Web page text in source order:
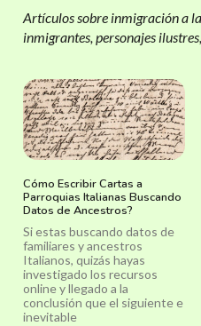
Artículos sobre inmigración a
inmigrantes, personajes
Cómo Escribir Cartas a
Parroquias Italianas Buscando
Datos de Ancestros?
Si estas buscando datos de
familiares y ancestros
Italianos, quizás hayas
investigado los recursos
online y llegado a la
conclusión que el siguiente e
inevitable